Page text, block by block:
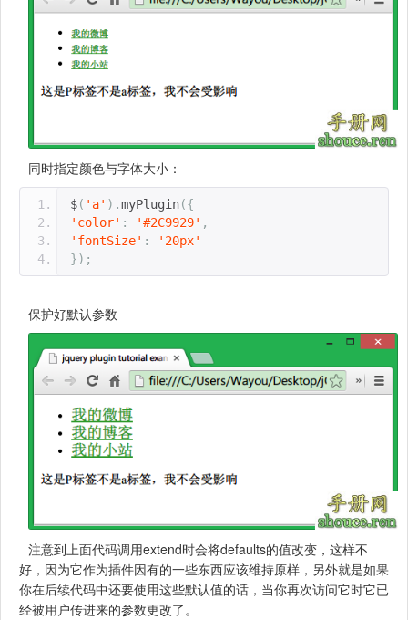
同时指定颜色与字体大小：
$( 'a' ).myPlugin({
'color' : '#2C9929' ,
'fontSize' :
'20px'
});
保护好默认参数
注意到上面代码调用extend时会将defaults的值改变，这样不
好，因为它作为插件因有的一些东西应该维持原样，另外就是如果
你在后续代码中还要使用这些默认值的话，当你再次访问它时它已
经被用户传进来的参数更改了。